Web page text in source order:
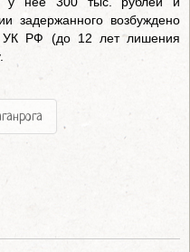
задержанного возбуждено
УК РФ (до 12 лет лишения